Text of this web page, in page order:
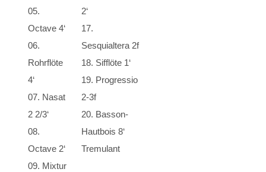
05.
Octave 4‘
06.
Rohrflöte
4‘
07. Nasat
2 2/3‘
08.
Octave 2‘
09. Mixtur
2‘
17.
Sesquialtera 2f
18. Sifflöte 1‘
19. Progressio
2-3f
20. Basson-
Hautbois 8‘
Tremulant